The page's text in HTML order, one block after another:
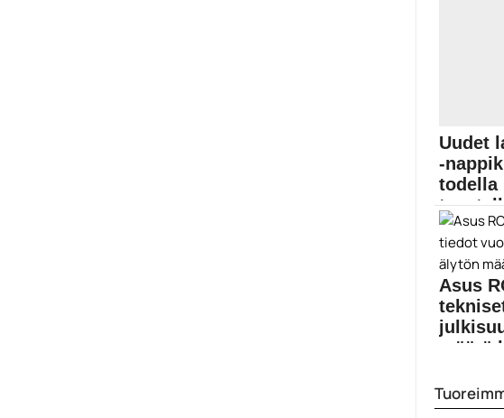
Uudet
-
todella
enintään 45
langattomat
Asus
määrä
puolesta...